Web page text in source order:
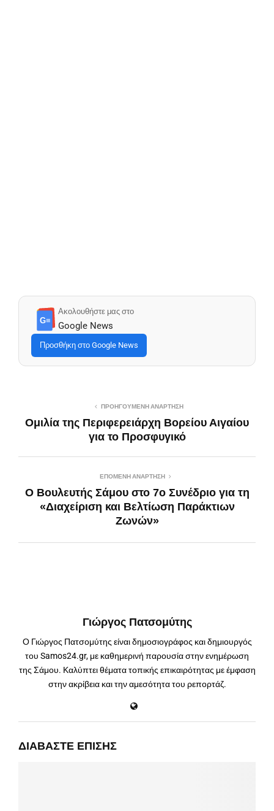
G≡
Ακολουθήστε μας στο
Google News
Προσθήκη στο Google News
ΠΡΟΗΓΟΎΜΕΝΗ ΑΝΆΡΤΗΣΗ
Ομιλία της Περιφερειάρχη Βορείου Αιγαίου
για το Προσφυγικό
ΕΠΌΜΕΝΗ ΑΝΆΡΤΗΣΗ
Ο Βουλευτής Σάμου στο 7ο Συνέδριο για τη
«Διαχείριση και Βελτίωση Παράκτιων
Ζωνών»
Γιώργος Πατσομύτης
Ο Γιώργος Πατσομύτης είναι δημοσιογράφος και δημιουργός
του Samos24.gr, με καθημερινή παρουσία στην ενημέρωση
της Σάμου. Καλύπτει θέματα τοπικής επικαιρότητας με έμφαση
στην ακρίβεια και την αμεσότητα του ρεπορτάζ.
ΔΙΑΒΆΣΤΕ ΕΠΊΣΗΣ